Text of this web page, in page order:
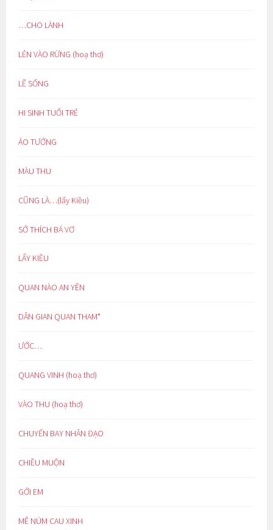
…CHO LÀNH
LẺN VÀO RỪNG (hoạ thơ)
LẼ SỐNG
HI SINH TUỔI TRẺ
ẢO TƯỞNG
MÀU THU
CŨNG LÀ…(lẩy Kiều)
SỞ THÍCH BÁ VƠ
LẨY KIỀU
QUAN NÀO AN YÊN
DÂN GIAN QUAN THAM*
ƯỚC…
QUANG VINH (hoạ thơ)
VÀO THU (hoạ thơ)
CHUYẾN BAY NHÂN ĐẠO
CHIỀU MUỘN
GỞI EM
MÊ NÚM CAU XINH